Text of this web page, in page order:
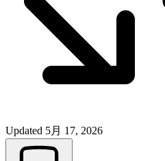
Updated 5月 17, 2026